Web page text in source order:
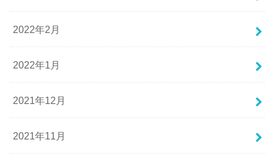
2022年2月
2022年1月
2021年12月
2021年11月